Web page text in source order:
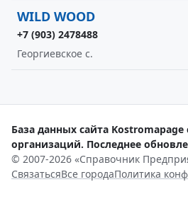
WILD WOOD
+7 (903) 2478488
Георгиевское с.
База данных сайта Kostromapage
организаций. Последнее
© 2007-2026 «Справочник
СвязатьсяВсе городаПолитика